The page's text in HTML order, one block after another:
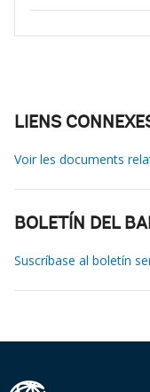
LIENS
Voir les documents
BOLETÍN DEL
Suscríbase al boletín